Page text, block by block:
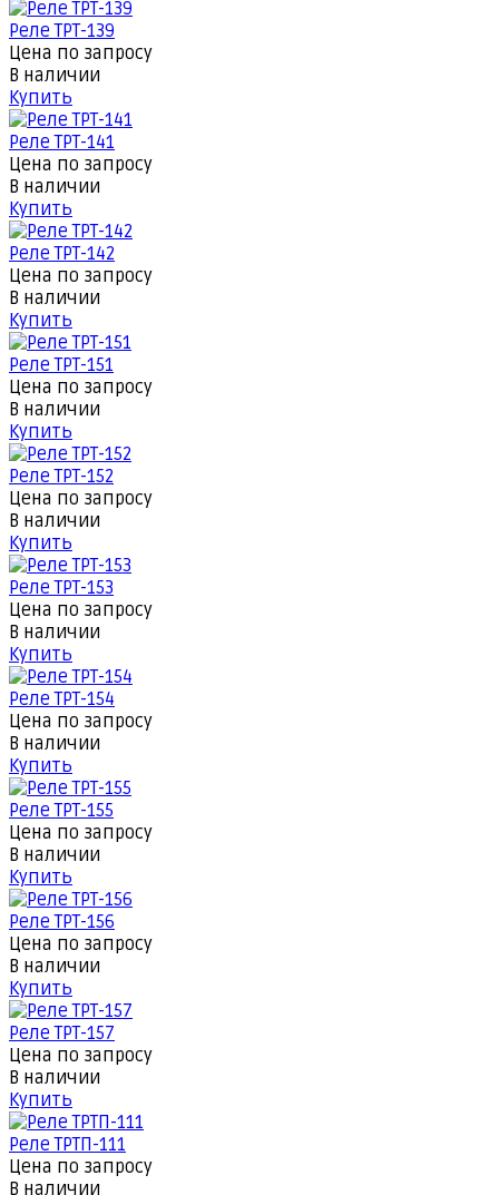
Реле ТРТ-139
Цена по запросу
В наличии
Купить
Реле ТРТ-141
Цена по запросу
В наличии
Купить
Реле ТРТ-142
Цена по запросу
В наличии
Купить
Реле ТРТ-151
Цена по запросу
В наличии
Купить
Реле ТРТ-152
Цена по запросу
В наличии
Купить
Реле ТРТ-153
Цена по запросу
В наличии
Купить
Реле ТРТ-154
Цена по запросу
В наличии
Купить
Реле ТРТ-155
Цена по запросу
В наличии
Купить
Реле ТРТ-156
Цена по запросу
В наличии
Купить
Реле ТРТ-157
Цена по запросу
В наличии
Купить
Реле ТРТП-111
Цена по запросу
В наличии